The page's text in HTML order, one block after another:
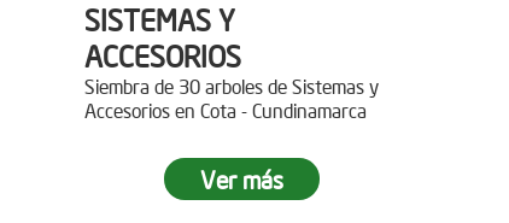
SISTEMAS Y
ACCESORIOS
Siembra de 30 arboles de Sistemas y
Accesorios en Cota - Cundinamarca
Ver más